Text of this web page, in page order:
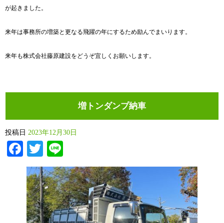
が起きました。
来年は事務所の増築と更なる飛躍の年にするため励んでまいります。
来年も株式会社藤原建設をどうぞ宜しくお願いします。
増トンダンプ納車
投稿日 2023年12月30日
Facebook
Twitter